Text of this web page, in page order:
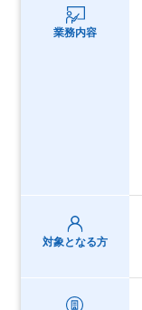
業務内容
対象となる方